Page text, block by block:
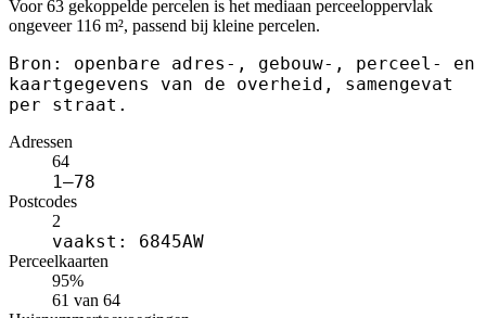
Voor 63 gekoppelde percelen is het mediaan perceeloppervlak
ongeveer 116 m², passend bij kleine percelen.
Bron: openbare adres-, gebouw-, perceel- en
kaartgegevens van de overheid, samengevat
per straat.
Adressen
64
1–78
Postcodes
2
vaakst: 6845AW
Perceelkaarten
95%
61 van 64